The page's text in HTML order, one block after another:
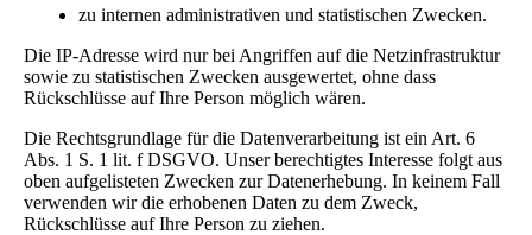
zu internen administrativen und statistischen Zwecken.
Die IP-Adresse wird nur bei Angriffen auf die Netzinfrastruktur
sowie zu statistischen Zwecken ausgewertet, ohne dass
Rückschlüsse auf Ihre Person möglich wären.
Die Rechtsgrundlage für die Datenverarbeitung ist ein Art. 6
Abs. 1 S. 1 lit. f DSGVO. Unser berechtigtes Interesse folgt aus
oben aufgelisteten Zwecken zur Datenerhebung. In keinem Fall
verwenden wir die erhobenen Daten zu dem Zweck,
Rückschlüsse auf Ihre Person zu ziehen.